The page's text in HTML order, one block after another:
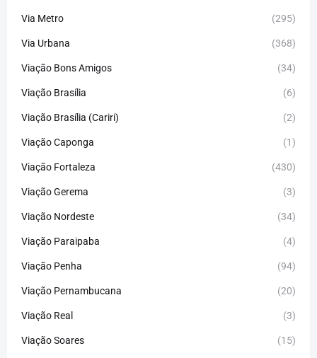
Via Metro (295)
Via Urbana (368)
Viação Bons Amigos (34)
Viação Brasília (6)
Viação Brasília (Cariri) (2)
Viação Caponga (1)
Viação Fortaleza (430)
Viação Gerema (3)
Viação Nordeste (34)
Viação Paraipaba (4)
Viação Penha (94)
Viação Pernambucana (20)
Viação Real (3)
Viação Soares (15)